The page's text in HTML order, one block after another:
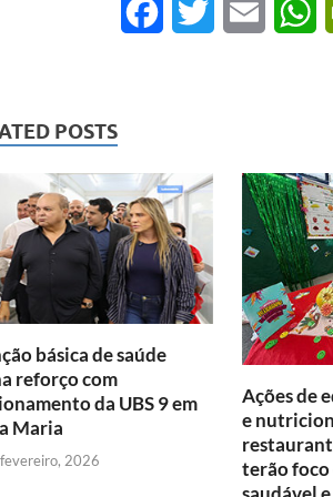
b
o
o
k
l
W
s
A
p
p
POSTS
básica de saúde
reforço com
da UBS 9 em
Maria
2026
Ações de
e
terão foco